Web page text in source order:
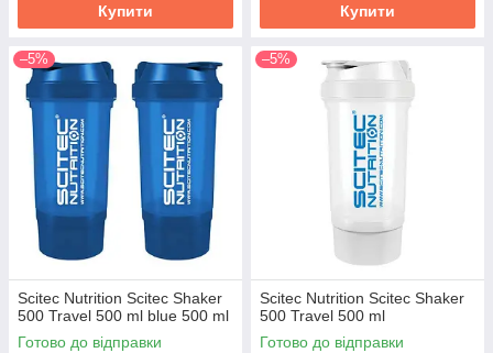
Купити Купити
–5%
Scitec Nutrition Scitec Shaker
500 Travel 500 ml blue 500 ml
Готово до відправки
–5%
Scitec Nutrition Scitec Shaker
500 Travel 500 ml
Готово до відправки